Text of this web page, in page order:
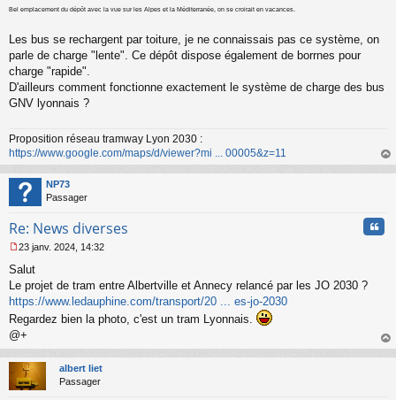
e
o
n
u
Bel emplacement du dépôt avec la vue sur les Alpes et la Méditerranée, on se croirait en vacances.
Les bus se rechargent par toiture, je ne connaissais pas ce système, on
parle de charge "lente". Ce dépôt dispose également de borrnes pour
charge "rapide".
D'ailleurs comment fonctionne exactement le système de charge des bus
GNV lyonnais ?
Proposition réseau tramway Lyon 2030 :
https://www.google.com/maps/d/viewer?mi ... 00005&z=11
au
NP73
Passager
Re: News diverses
e
s
s
a
g
e
n
o
n
l
23 janv. 2024, 14:32
Salut
Le projet de tram entre Albertville et Annecy relancé par les JO 2030 ?
https://www.ledauphine.com/transport/20 ... es-jo-2030
Regardez bien la photo, c'est un tram Lyonnais.
@+
au
albert liet
Passager